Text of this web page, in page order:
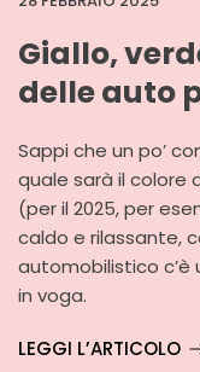
Giallo,
delle auto
Sappi che un po’
quale sarà il colore
(per il 2025, per
caldo e rilassante,
automobilistico c’è
in voga.
LEGGI L’ARTICOLO